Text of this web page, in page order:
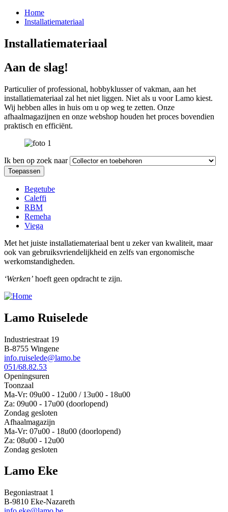
Kruimelpad
Home
Installatiemateriaal
Installatiemateriaal
Aan de slag!
Particulier of professional, hobbyklusser of vakman, aan het
installatiemateriaal zal het niet liggen. Niet als u voor Lamo kiest.
Wij hebben alles in huis om u op weg te zetten. Onze
afhaalmagazijnen en onze webshop houden het proces bovendien
praktisch en efficiënt.
Image
Ik ben op zoek naar
Toepassen
Begetube
Caleffi
RBM
Remeha
Viega
Met het juiste installatiemateriaal bent u zeker van kwaliteit, maar
ook van gebruiksvriendelijkheid en zelfs van ergonomische
werkomstandigheden.
‘Werken’ hoeft geen opdracht te zijn.
Lamo Ruiselede
Industriestraat 19
B-8755 Wingene
info.ruiselede@lamo.be
051/68.82.53
Openingsuren
Toonzaal
Ma-Vr: 09u00 - 12u00 / 13u00 - 18u00
Za: 09u00 - 17u00 (doorlopend)
Zondag gesloten
Afhaalmagazijn
Ma-Vr: 07u00 - 18u00 (doorlopend)
Za: 08u00 - 12u00
Zondag gesloten
Lamo Eke
Begoniastraat 1
B-9810 Eke-Nazareth